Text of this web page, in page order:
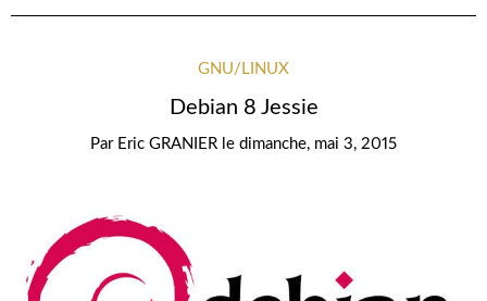
GNU/LINUX
Debian 8 Jessie
Par Eric GRANIER le dimanche, mai 3, 2015